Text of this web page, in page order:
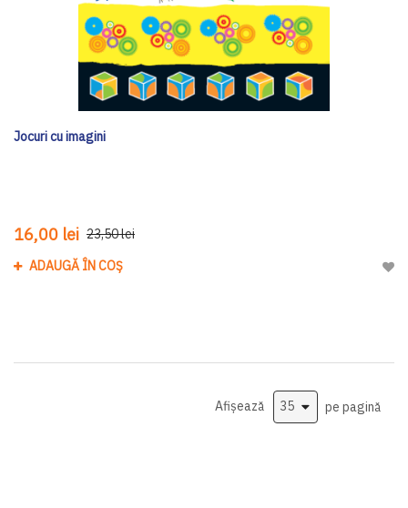
Jocuri cu imagini
16,00 lei 23,50 lei
ADAUGĂ ÎN COȘ
Afișează pe pagină